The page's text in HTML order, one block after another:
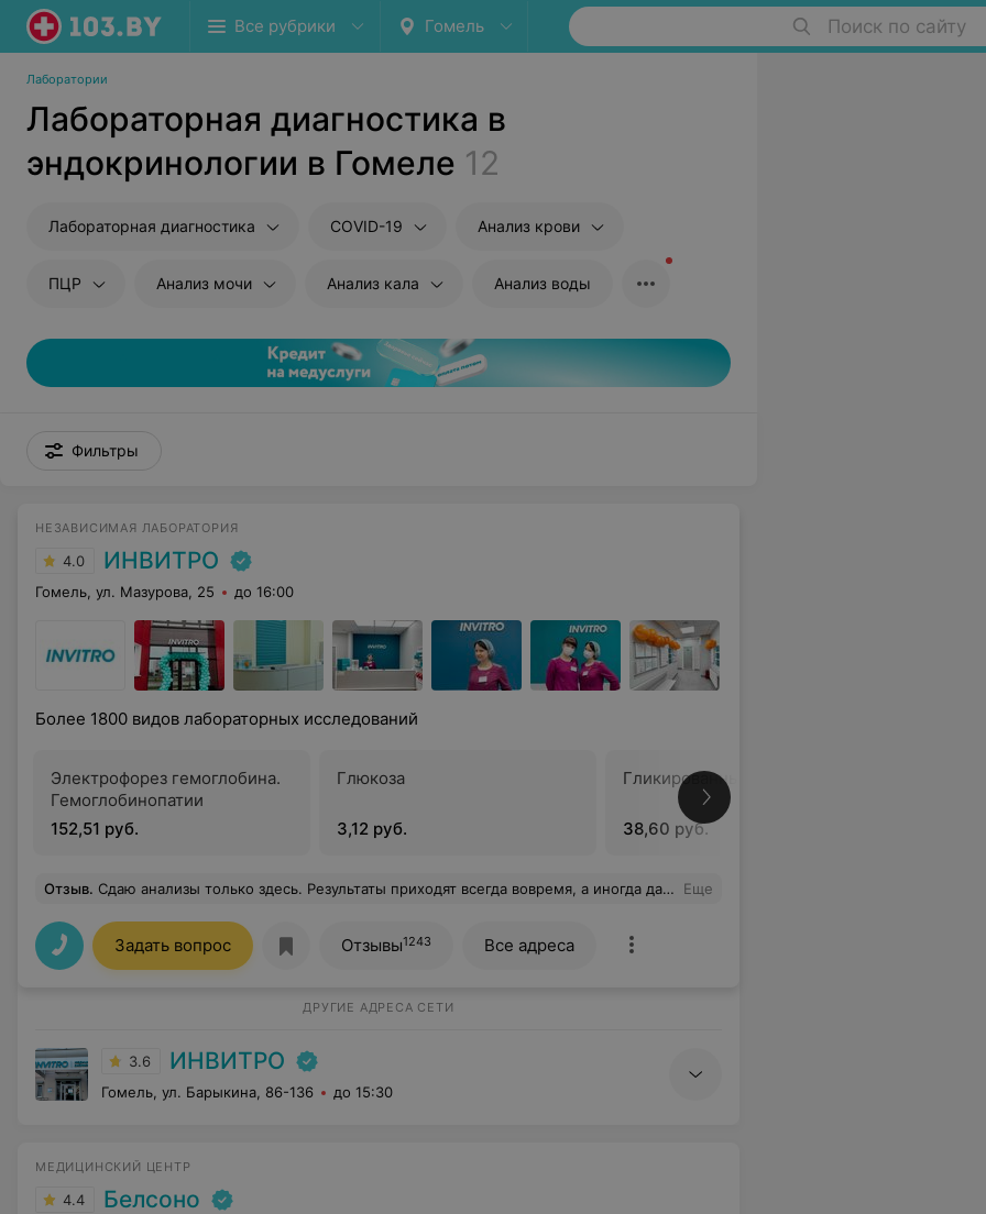
Все рубрики Гомель Поиск по сайту
Лаборатории
Лабораторная диагностика в
эндокринологии в Гомеле 12
Лабораторная диагностика COVID-19 Анализ крови
ПЦР Анализ мочи Анализ кала Анализ воды
Фильтры
НЕЗАВИСИМАЯ ЛАБОРАТОРИЯ
4.0 ИНВИТРО
Гомель, ул. Мазурова, 25 до 16:00
Более 1800 видов лабораторных исследований
Электрофорез гемоглобина.
Гемоглобинопатии
152,51 руб.
Глюкоза
3,12 руб.
Гликированный гемоглобин
38,60 руб.
Отзыв. Сдаю анализы только здесь. Результаты приходят всегда вовремя, а иногда даже раньше, чем предупреждает администратор центра. Взятие крови проходит всегда безболезненно. Спасибо!!! Еще
Задать вопрос Отзывы1243 Все адреса
ДРУГИЕ АДРЕСА СЕТИ
3.6 ИНВИТРО
Гомель, ул. Барыкина, 86-136 до 15:30
МЕДИЦИНСКИЙ ЦЕНТР
4.4 Белсоно